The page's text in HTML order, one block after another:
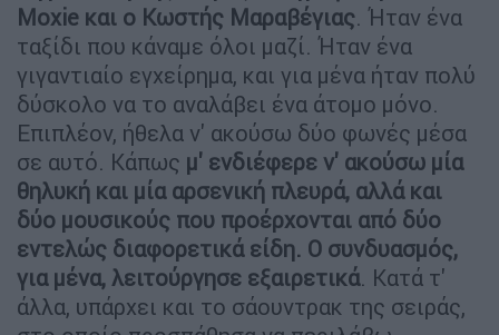
Moxie και ο Κωστής Μαραβέγιας. Ήταν ένα
ταξίδι που κάναμε όλοι μαζί. Ήταν ένα
γιγαντιαίο εγχείρημα, και για μένα ήταν πολύ
δύσκολο να το αναλάβει ένα άτομο μόνο.
Επιπλέον, ήθελα ν' ακούσω δύο φωνές μέσα
σε αυτό. Κάπως μ' ενδιέφερε ν' ακούσω μία
θηλυκή και μία αρσενική πλευρά, αλλά και
δύο μουσικούς που προέρχονται από δύο
εντελώς διαφορετικά είδη. Ο συνδυασμός,
για μένα, λειτούργησε εξαιρετικά. Κατά τ'
άλλα, υπάρχει και το σάουντρακ της σειράς,